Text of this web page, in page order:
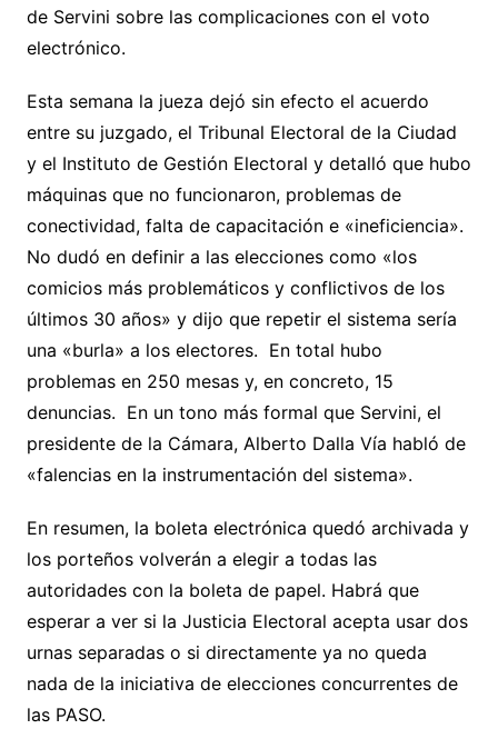
de Servini sobre las complicaciones con el voto
electrónico.
Esta semana la jueza dejó sin efecto el acuerdo
entre su juzgado, el Tribunal Electoral de la Ciudad
y el Instituto de Gestión Electoral y detalló que hubo
máquinas que no funcionaron, problemas de
conectividad, falta de capacitación e «ineficiencia».
No dudó en definir a las elecciones como «los
comicios más problemáticos y conflictivos de los
últimos 30 años» y dijo que repetir el sistema sería
una «burla» a los electores. En total hubo
problemas en 250 mesas y, en concreto, 15
denuncias. En un tono más formal que Servini, el
presidente de la Cámara, Alberto Dalla Vía habló de
«falencias en la instrumentación del sistema».
En resumen, la boleta electrónica quedó archivada y
los porteños volverán a elegir a todas las
autoridades con la boleta de papel. Habrá que
esperar a ver si la Justicia Electoral acepta usar dos
urnas separadas o si directamente ya no queda
nada de la iniciativa de elecciones concurrentes de
las PASO.